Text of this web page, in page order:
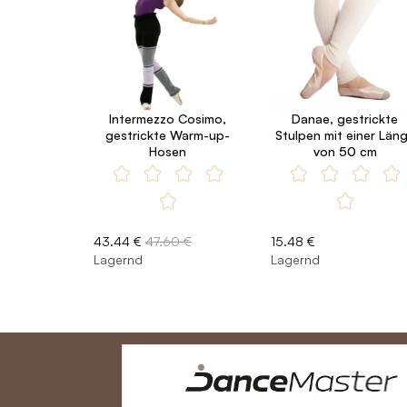
Intermezzo Cosimo,
gestrickte Warm-up-
Hosen
43.44 € 47.60 €
Lagernd
Danae, gestrickte
Stulpen mit einer
von 50 cm
15.48 €
Lagernd